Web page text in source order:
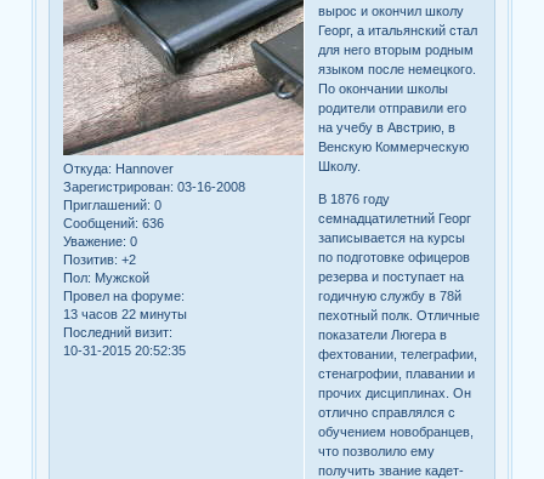
Откуда: Hannover
Зарегистрирован: 03-16-2008
Приглашений: 0
Сообщений: 636
Уважение: 0
Позитив: +2
Пол: Мужской
Провел на форуме:
13 часов 22 минуты
Последний визит:
10-31-2015 20:52:35
вырос и окончил школу
Георг, а итальянский стал
для него вторым родным
языком после немецкого.
По окончании школы
родители отправили его
на учебу в Австрию, в
Венскую Коммерческую
Школу.
В 1876 году
семнадцатилетний Георг
записывается на курсы
по подготовке офицеров
резерва и поступает на
годичную службу в 78й
пехотный полк. Отличные
показатели Люгера в
фехтовании, телеграфии,
стенагрофии, плавании и
прочих дисциплинах. Он
отлично справлялся с
обучением новобранцев,
что позволило ему
получить звание кадет-